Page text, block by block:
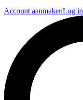
Account aanmakenLog in